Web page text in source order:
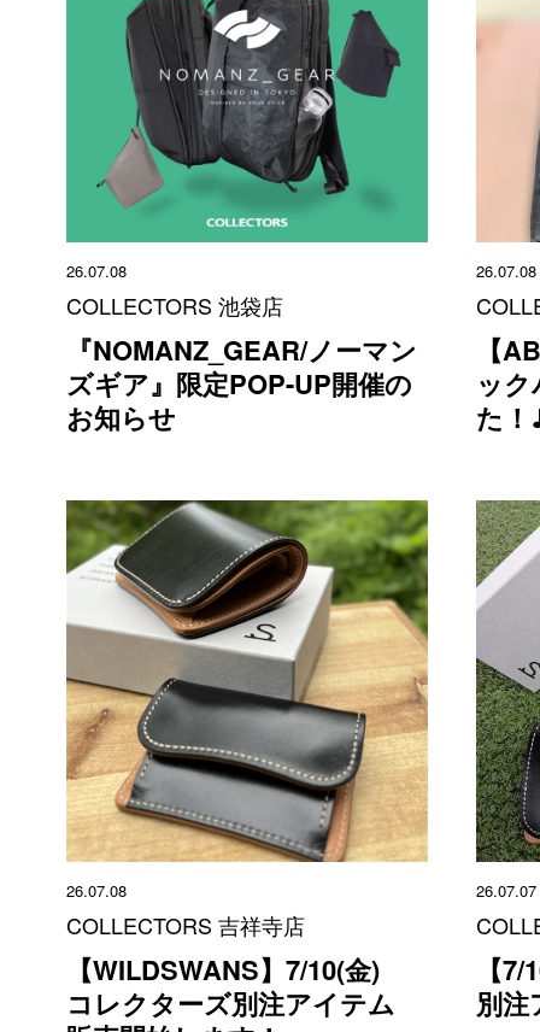
26.07.08
COLLECTORS 池袋店
『NOMANZ_GEAR/ノーマン
ズギア』限定POP-UP開催の
お知らせ
26.07.08
【
ッ
た！
26.07.08
COLLECTORS 吉祥寺店
【WILDSWANS】7/10(金)
コレクターズ別注アイテム
26.07.07
【
別